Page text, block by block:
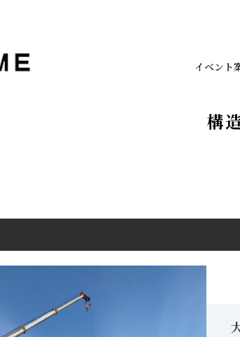
構
イベント案
平屋
2階
nature -
プランのご
建築家との家
イベント